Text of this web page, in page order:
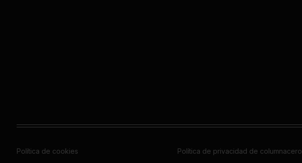
Política de cookies Política de privacidad de columnacero